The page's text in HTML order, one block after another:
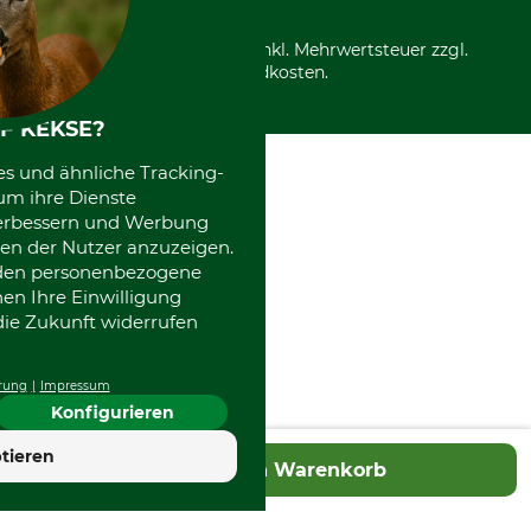
In den Warenkorb
Entsorgung und Umwelt
Datenschutz Print
Über uns
Community
International
Kooperationen
Alle Preise in Euro und inkl. Mehrwertsteuer zzgl.
Versandkosten.
KEKSE?
und ähnliche Tracking-
ihre Dienste
und Werbung
der Nutzer anzuzeigen.
personenbezogene
Ihre Einwilligung
Zukunft widerrufen
Impressum
Konfigurieren